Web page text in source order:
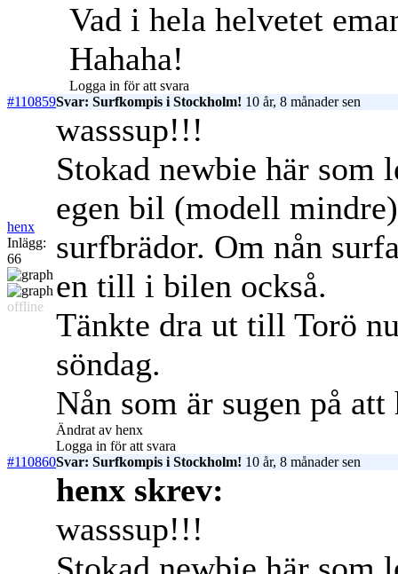
Vad i hela helvetet
Hahaha!
Logga in för att svara
#110859Svar: Surfkompis i Stockholm! 10 år, 8 månader sen
henx
Inlägg:
66
offline
wasssup!!!
Stokad newbie här
egen bil (modell
surfbrädor. Om nån
en till i bilen också.
Tänkte dra ut till Torö
söndag.
Nån som är sugen på att
Ändrat av henx
Logga in för att svara
#110860Svar: Surfkompis i Stockholm! 10 år, 8 månader sen
henx skrev:
wasssup!!!